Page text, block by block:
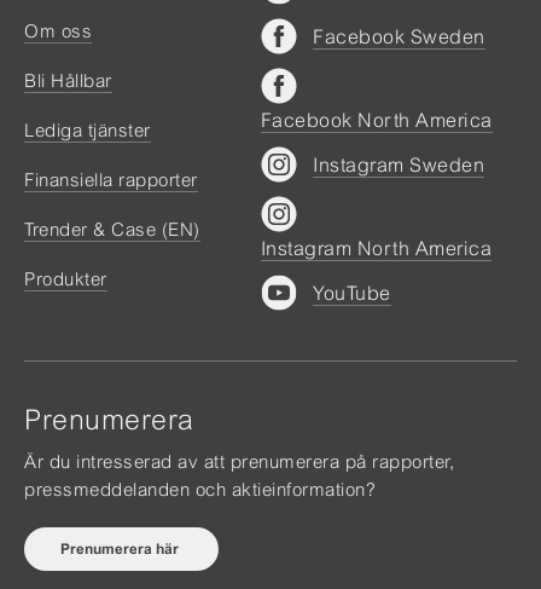
Om oss
Bli Hållbar
Lediga tjänster
Finansiella rapporter
Trender & Case (EN)
Produkter
Prenumerera
Är du intresserad av att prenumerera på rapporter,
pressmeddelanden och aktieinformation?
Prenumerera här
Facebook Sweden
Facebook North America
Instagram Sweden
Instagram North America
YouTube